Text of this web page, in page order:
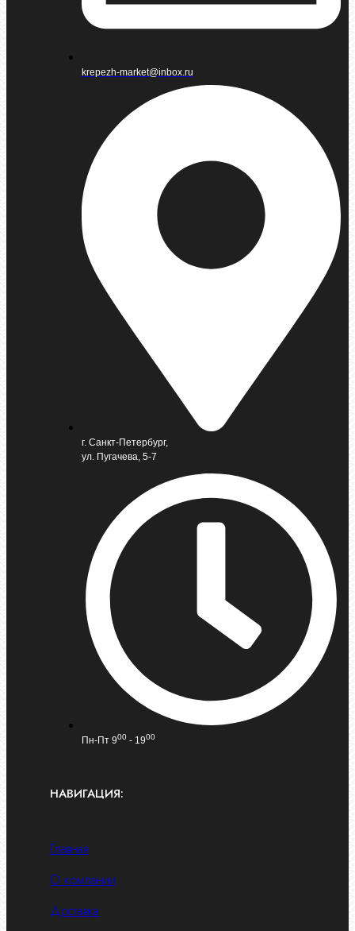
krepezh-market@inbox.ru
г. Санкт-Петербург,
ул. Пугачева, 5-7
Пн-Пт 900 - 1900
НАВИГАЦИЯ:
Главная
О компании
Доставка